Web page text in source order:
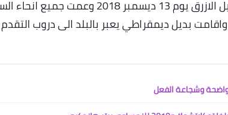
انطلقت من مدينة الدمازين بالنيل الازرق يوم
بديل ديمقراطي يعبر بالبلد الى دروب التقدم
وشجاعة الفعل